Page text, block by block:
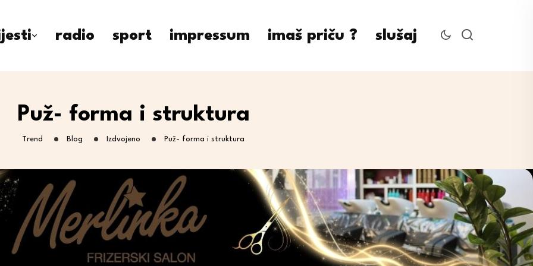
radio sport impressum imaš priču ? slušaj
Puž- forma i struktura
Trend Blog Izdvojeno Puž- forma i struktura